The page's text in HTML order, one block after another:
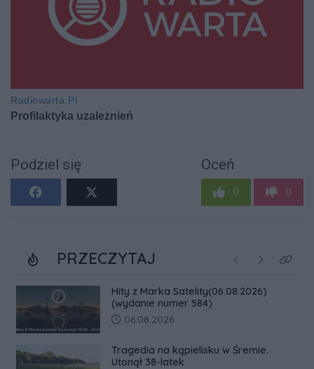
Podziel się Oceń
0 0
PRZECZYTAJ Poprzednie
NastępneKliknij
Hity z Marka Satelity(06.08.2026)
(wydanie numer 584)
Data dodania artykułu:
06.08.2026
Tragedia na kąpielisku w Śremie.
Utonął 38-latek